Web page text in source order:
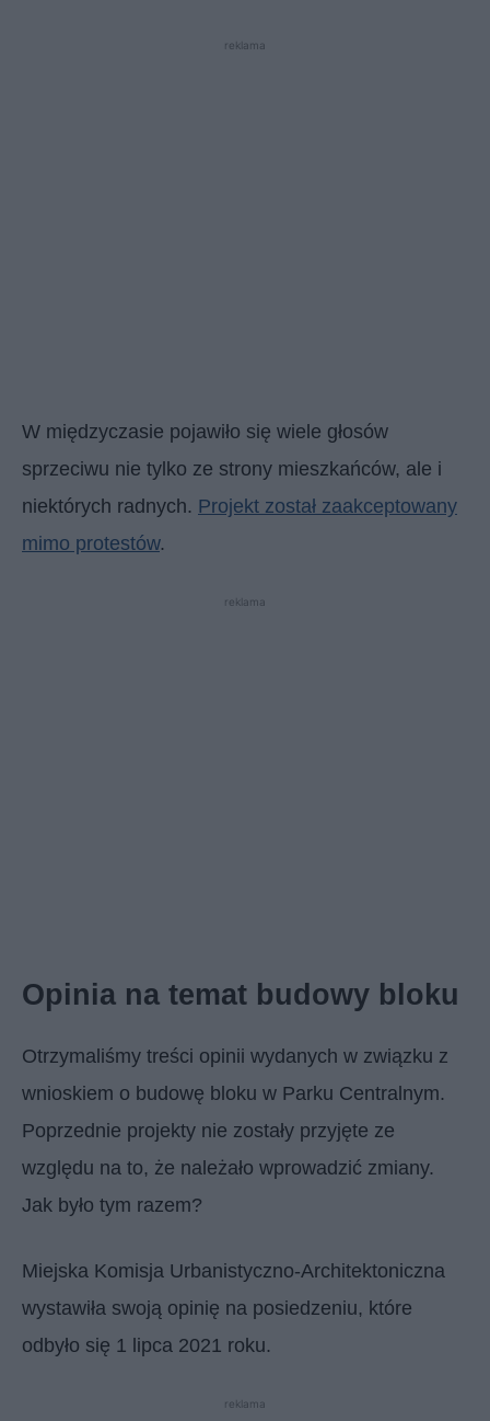
reklama
W międzyczasie pojawiło się wiele głosów
sprzeciwu nie tylko ze strony mieszkańców, ale i
niektórych radnych. Projekt został zaakceptowany
mimo protestów.
reklama
Opinia na temat budowy bloku
Otrzymaliśmy treści opinii wydanych w związku z
wnioskiem o budowę bloku w Parku Centralnym.
Poprzednie projekty nie zostały przyjęte ze
względu na to, że należało wprowadzić zmiany.
Jak było tym razem?
Miejska Komisja Urbanistyczno-Architektoniczna
wystawiła swoją opinię na posiedzeniu, które
odbyło się 1 lipca 2021 roku.
reklama